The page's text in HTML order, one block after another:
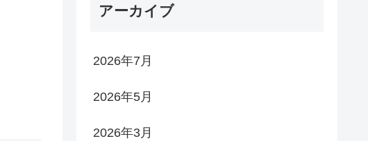
アーカイブ
2026年7月
2026年5月
2026年3月